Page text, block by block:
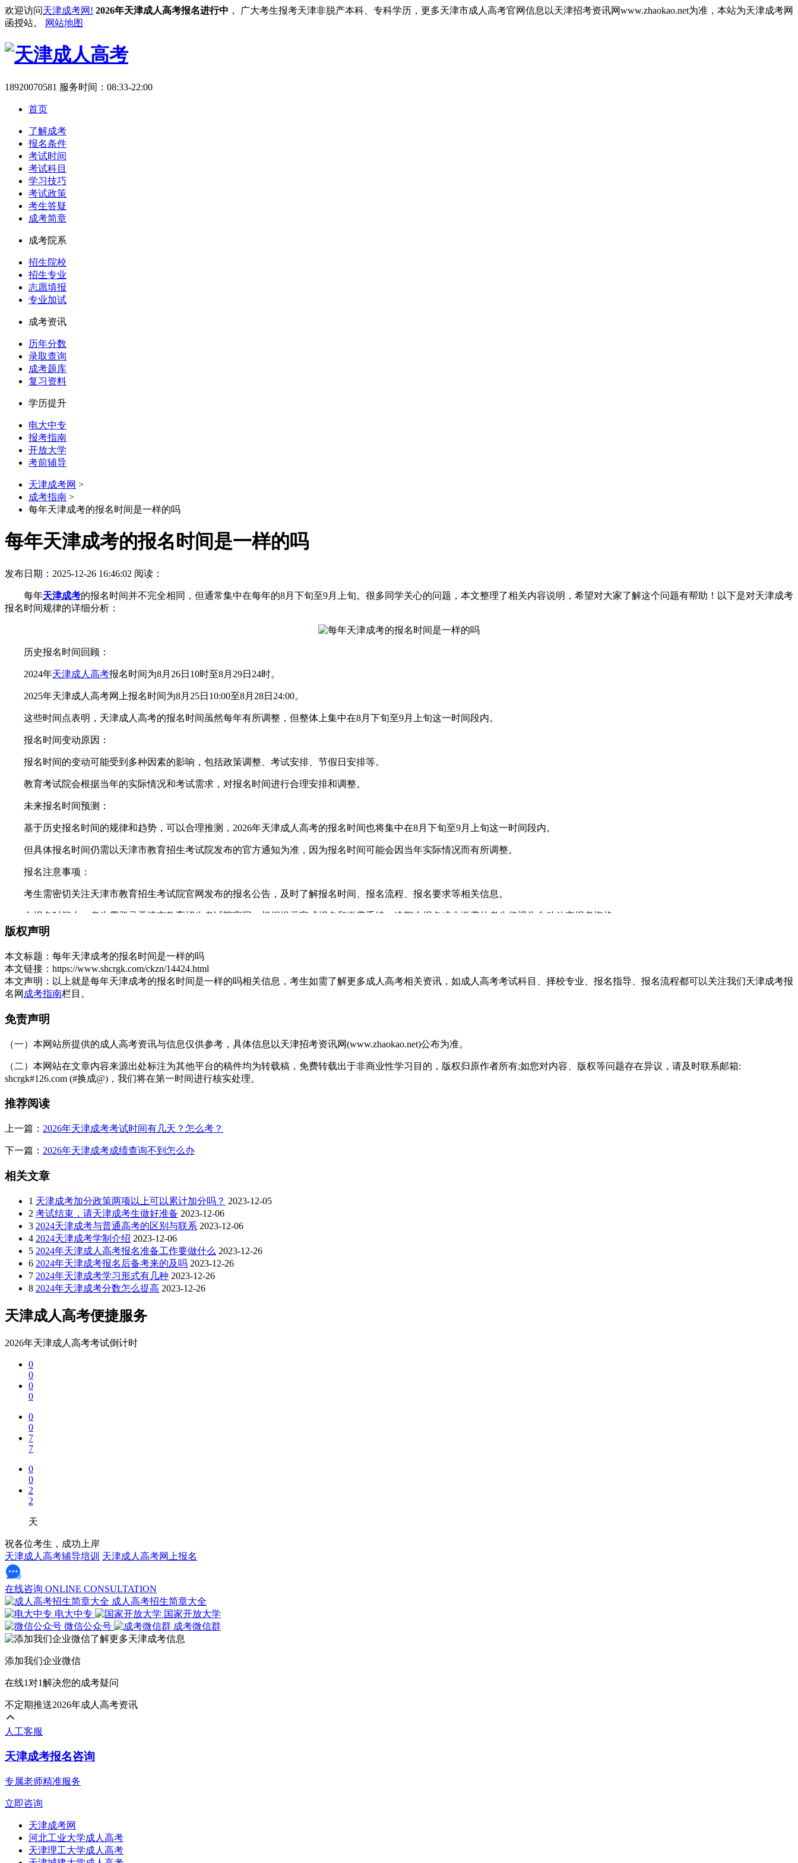
欢迎访问天津成考网! 2026年天津成人高考报名进行中 ， 广大考生报考天津非脱产本科、专科学历，更多天津市成人高考官网信息以天津招考资讯网www.zhaokao.net为准，本站为天津成考网
函授站。
网站地图
18920070581 服务时间：08:33-22:00
首页
了解成考
报名条件
考试时间
考试科目
学习技巧
考试政策
考生答疑
成考简章
成考院系
招生院校
招生专业
志愿填报
专业加试
成考资讯
历年分数
录取查询
成考题库
复习资料
学历提升
电大中专
报考指南
开放大学
考前辅导
天津成考网 >
成考指南 >
每年天津成考的报名时间是一样的吗
每年天津成考的报名时间是一样的吗
发布日期：2025-12-26 16:46:02 阅读：
每年天津成考的报名时间并不完全相同，但通常集中在每年的8月下旬至9月上旬。很多同学关心的问题，本文整理了相关内容说明，希望对大家了解这个问题有帮助！以下是对天津成考
报名时间规律的详细分析：
历史报名时间回顾：
2024年天津成人高考报名时间为8月26日10时至8月29日24时。
2025年天津成人高考网上报名时间为8月25日10:00至8月28日24:00。
这些时间点表明，天津成人高考的报名时间虽然每年有所调整，但整体上集中在8月下旬至9月上旬这一时间段内。
报名时间变动原因：
报名时间的变动可能受到多种因素的影响，包括政策调整、考试安排、节假日安排等。
教育考试院会根据当年的实际情况和考试需求，对报名时间进行合理安排和调整。
未来报名时间预测：
基于历史报名时间的规律和趋势，可以合理推测，2026年天津成人高考的报名时间也将集中在8月下旬至9月上旬这一时间段内。
但具体报名时间仍需以天津市教育招生考试院发布的官方通知为准，因为报名时间可能会因当年实际情况而有所调整。
报名注意事项：
考生需密切关注天津市教育招生考试院官网发布的报名公告，及时了解报名时间、报名流程、报名要求等相关信息。
在报名时间内，考生需登录天津市教育招生考试院官网，根据提示完成报名和缴费手续。逾期未报名或未缴费的考生将视为自动放弃报考资格。
以上就是关于：“每年天津成考的报名时间是一样的吗”的简单介绍，想了解更多内容，可以持续关注天津成人高考网www.shcrgk.com
展开全文
版权声明
本文标题： 每年天津成考的报名时间是一样的吗
本文链接： https://www.shcrgk.com/ckzn/14424.html
本文声明： 以上就是每年天津成考的报名时间是一样的吗相关信息，考生如需了解更多成人高考相关资讯，如成人高考考试科目、择校专业、报名指导、报名流程都可以关注我们天津成考报
名网 成考指南栏目。
免责声明
（一）本网站所提供的成人高考资讯与信息仅供参考，具体信息以天津招考资讯网(www.zhaokao.net)公布为准。
（二）本网站在文章内容来源出处标注为其他平台的稿件均为转载稿，免费转载出于非商业性学习目的，版权归原作者所有;如您对内容、版权等问题存在异议，请及时联系邮箱:
shcrgk#126.com (#换成@)，我们将在第一时间进行核实处理。
推荐阅读
上一篇： 2026年天津成考考试时间有几天？怎么考？
下一篇： 2026年天津成考成绩查询不到怎么办
相关文章
1 天津成考加分政策两项以上可以累计加分吗？ 2023-12-05
2 考试结束，请天津成考生做好准备 2023-12-06
3 2024天津成考与普通高考的区别与联系 2023-12-06
4 2024天津成考学制介绍 2023-12-06
5 2024年天津成人高考报名准备工作要做什么 2023-12-26
6 2024年天津成考报名后备考来的及吗 2023-12-26
7 2024年天津成考学习形式有几种 2023-12-26
8 2024年天津成考分数怎么提高 2023-12-26
天津成人高考便捷服务
2026年天津成人高考考试倒计时
0
0
0
0
0
0
7
7
0
0
2
2
天
祝各位考生，成功上岸
天津成人高考辅导培训 天津成人高考网上报名
在线咨询 ONLINE CONSULTATION
成人高考招生简章大全
电大中专
国家开放大学
微信公众号
成考微信群
添加我们企业微信
在线1对1解决您的成考疑问
不定期推送2026年成人高考资讯
人工客服
天津成考报名咨询
专属老师精准服务
立即咨询
天津成考网
河北工业大学成人高考
天津理工大学成人高考